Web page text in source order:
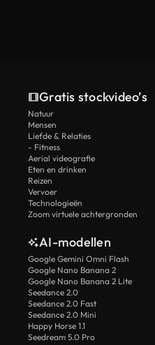
Gratis stockvideo’s
Natuur
Mensen
Liefde & Relaties
- Fitness
Aerial videografie
Eten en drinken
Reizen
Vervoer
Technologieën
Zoom virtuele achtergronden
AI-modellen
Google Gemini Omni Flash
Google Nano Banana 2
Google Nano Banana 2 Lite
Seedance 2.0
Seedance 2.0 Fast
Seedance 2.0 Mini
Happy Horse 1.1
Seedream 5.0 Pro